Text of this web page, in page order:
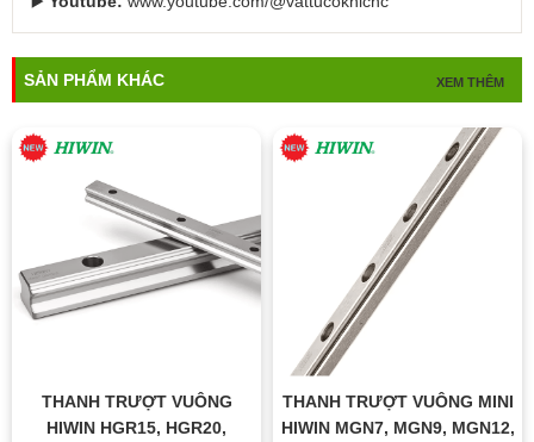
SẢN PHẨM KHÁC XEM THÊM
THANH TRƯỢT VUÔNG
HIWIN HGR15, HGR20,
THANH TRƯỢT VUÔNG MINI
HIWIN MGN7, MGN9, MGN12,